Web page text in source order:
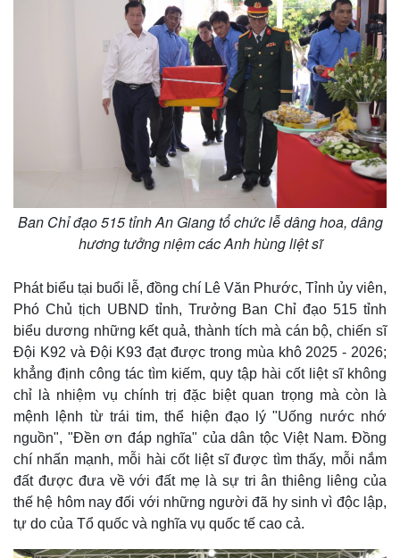
Thị trường
Giá vàng
Tiêu dùng
Tỷ giá
Chứng khoán
Giá cà phê
Ban Chỉ đạo 515 tỉnh An Giang tổ chức lễ dâng hoa, dâng
hương tưởng niệm các Anh hùng liệt sĩ
Phát biểu tại buổi lễ, đồng chí Lê Văn Phước, Tỉnh ủy viên,
Phó Chủ tịch UBND tỉnh, Trưởng Ban Chỉ đạo 515 tỉnh
biểu dương những kết quả, thành tích mà cán bộ, chiến sĩ
Đội K92 và Đội K93 đạt được trong mùa khô 2025 - 2026;
khẳng định công tác tìm kiếm, quy tập hài cốt liệt sĩ không
chỉ là nhiệm vụ chính trị đặc biệt quan trọng mà còn là
mệnh lệnh từ trái tim, thể hiện đạo lý "Uống nước nhớ
nguồn", "Đền ơn đáp nghĩa" của dân tộc Việt Nam. Đồng
chí nhấn mạnh, mỗi hài cốt liệt sĩ được tìm thấy, mỗi nắm
đất được đưa về với đất mẹ là sự tri ân thiêng liêng của
thế hệ hôm nay đối với những người đã hy sinh vì độc lập,
tự do của Tổ quốc và nghĩa vụ quốc tế cao cả.